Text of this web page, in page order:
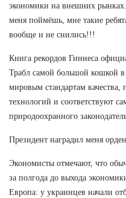
экономики на внешних
меня поймёшь, мне такие
вообще и не снились!!!
Книга рекордов Гиннеса
Трабл самой большой кошкой
мировым стандартам
технологий и соответствуют
природоохранного
Президент наградил меня
Экономисты отмечают, что
за полгода до выхода
Европа: у украинцев начали